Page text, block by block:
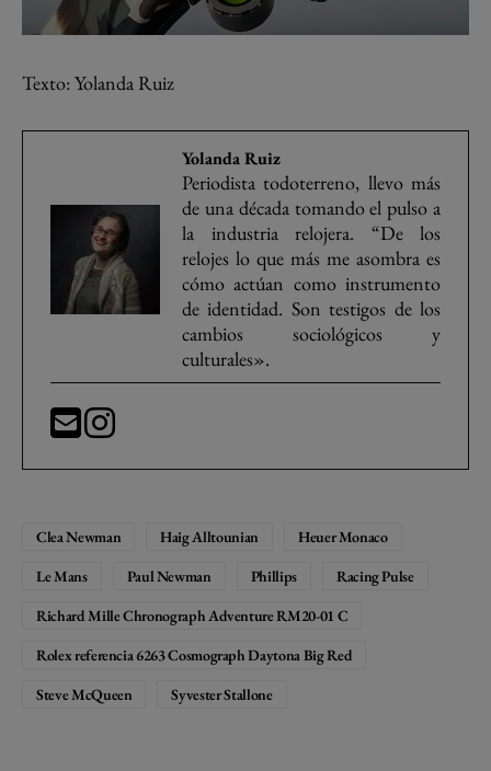
Texto: Yolanda Ruiz
Yolanda Ruiz
Periodista todoterreno, llevo más
de una década tomando el pulso a
la industria relojera. “De los
relojes lo que más me asombra es
cómo actúan como instrumento
de identidad. Son testigos de los
cambios sociológicos y
culturales».
Clea Newman Haig Alltounian
Heuer Monaco
Le Mans
Paul Newman Phillips
Racing Pulse
Richard Mille Chronograph Adventure RM20-01 C
Rolex referencia 6263 Cosmograph Daytona Big Red
Steve McQueen
Syvester Stallone